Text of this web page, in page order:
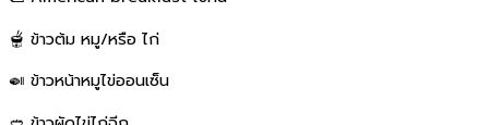
🫕 ข้าวต้ม หมู/หรือ ไก่
🍛 ข้าวหน้าหมูไข่ออนเซ็น